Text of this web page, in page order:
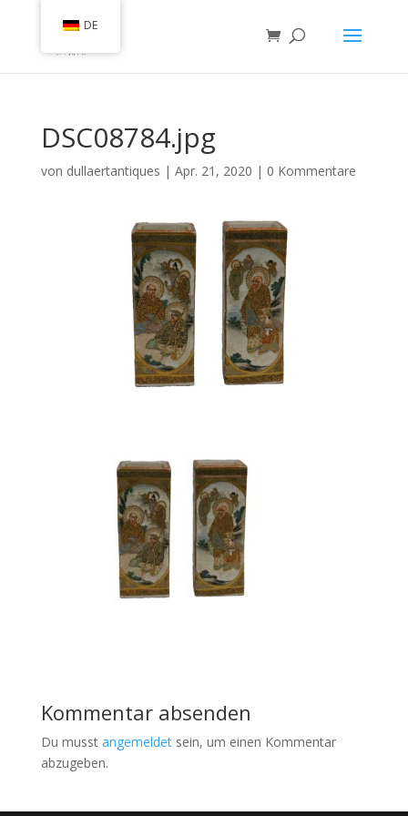
DSC08784.jpg
von dullaertantiques | Apr. 21, 2020 | 0 Kommentare
Kommentar absenden
Du musst angemeldetsein, um einen Kommentar
abzugeben.
DE